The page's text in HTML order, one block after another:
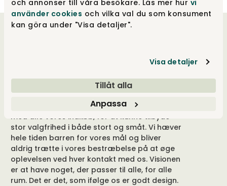
och annonser till våra besökare. Läs mer hur vi
använder cookies och vilka val du som konsument
kan göra under "Visa detaljer".
Visa detaljer
Tillåt alla
Anpassa
Vores hjerter banker for godt design, og vores
samtidig give merværdi i form af viden, følelse
og tilgængelighed. Vi er også udpræget
frihedselskere, der er utroligt omhyggelige
med alle vores indkøb, for at kunne tilbyde
stor valgfrihed i både stort og småt. Vi hæver
hele tiden barren for vores mål og bliver
aldrig trætte i vores bestræbelse på at øge
oplevelsen ved hver kontakt med os. Visionen
er at have noget, der passer til alle, for alle
rum. Det er det, som ifølge os er godt design.